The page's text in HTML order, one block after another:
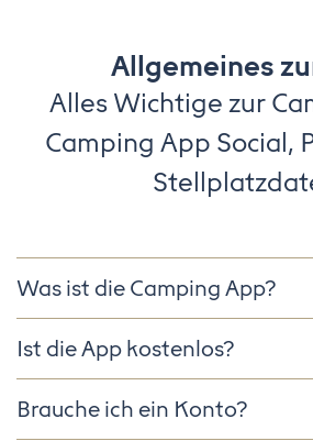
Allgemeines
Alles Wichtige zur
Camping App Social,
Was ist die Camping App?
Ist die App kostenlos?
Brauche ich ein Konto?